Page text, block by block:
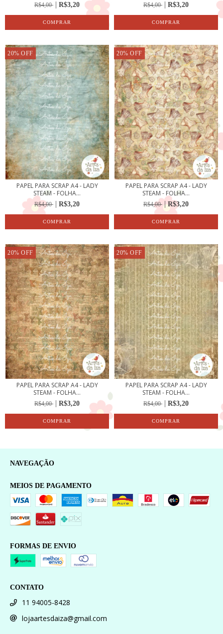
R$4,00 R$3,20 R$4,00 R$3,20
20% OFF
PAPEL PARA SCRAP A4 - LADY
STEAM - FOLHA...
R$4,00 R$3,20
20% OFF
PAPEL PARA SCRAP A4 - LADY
STEAM - FOLHA...
R$4,00 R$3,20
20% OFF
PAPEL PARA SCRAP A4 - LADY
STEAM - FOLHA...
R$4,00 R$3,20
20% OFF
PAPEL PARA SCRAP A4 - LADY
STEAM - FOLHA...
R$4,00 R$3,20
NAVEGAÇÃO
MEIOS DE PAGAMENTO
FORMAS DE ENVIO
CONTATO
11 94005-8428
lojaartesdaiza@gmail.com